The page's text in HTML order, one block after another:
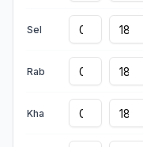
Sel
Rab
Kha